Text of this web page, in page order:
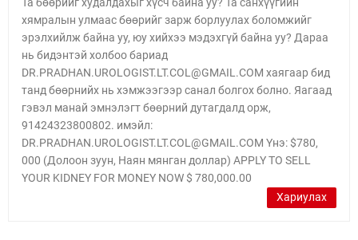
хямралын улмаас бөөрийг зарж борлуулах боломжийг
эрэлхийлж байна уу, юу хийхээ мэдэхгүй байна уу? Дараа
нь бидэнтэй холбоо бариад
DR.PRADHAN.UROLOGIST.LT.COL@GMAIL.COM хаягаар бид
танд бөөрнийх нь хэмжээгээр санал болгох болно. Яагаад
гэвэл манай эмнэлэгт бөөрний дутагдалд орж,
91424323800802. имэйл:
DR.PRADHAN.UROLOGIST.LT.COL@GMAIL.COM Yнэ: $780,
000 (Долоон зуун, Наян мянган доллар) APPLY TO SELL
YOUR KIDNEY FOR MONEY NOW $ 780,000.00
Хариулах